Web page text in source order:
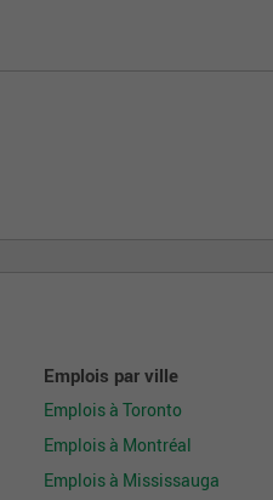
Emplois par ville
Emplois à Toronto
Emplois à Montréal
Emplois à Mississauga